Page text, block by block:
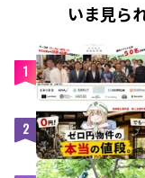
いま見ら
1
2